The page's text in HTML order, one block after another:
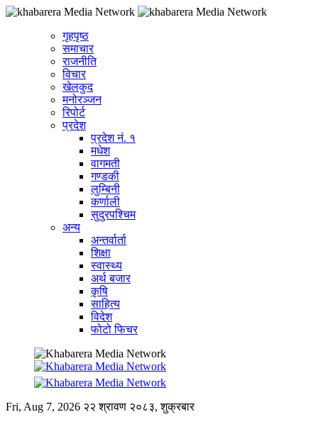
गृहपृष्ठ
समाचार
राजनीति
विचार
खेलकुद
मनोरञ्जन
रिपोर्ट
प्रदेश
प्रदेश नं. १
मधेश
वागमती
गण्डकी
लुम्बिनी
कर्णाली
सुदुरपश्चिम
अन्य
अन्तर्वार्ता
शिक्षा
स्वास्थ्य
अर्थ बजार
कृषि
साहित्य
विदेश
फोटो फिचर
Fri, Aug 7, 2026 २२ श्रावण २०८३, शुक्रबार